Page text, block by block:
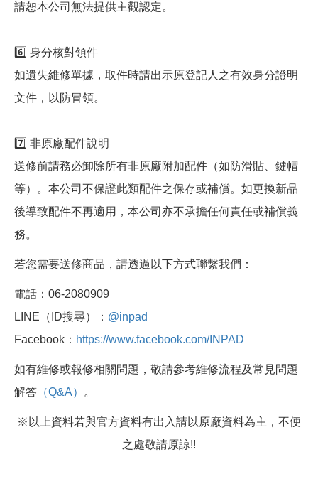
請恕本公司無法提供主觀認定。
6️⃣ 身分核對領件
如遺失維修單據，取件時請出示原登記人之有效身分證明
文件，以防冒領。
7️⃣ 非原廠配件說明
送修前請務必卸除所有非原廠附加配件（如防滑貼、鍵帽
等）。本公司不保證此類配件之保存或補償。如更換新品
後導致配件不再適用，本公司亦不承擔任何責任或補償義
務。
若您需要送修商品，請透過以下方式聯繫我們：
電話：06-2080909
LINE（ID搜尋）： @inpad
Facebook： https://www.facebook.com/INPAD
如有維修或報修相關問題，敬請參考維修流程及常見問題
解答 （Q&A） 。
※以上資料若與官方資料有出入請以原廠資料為主，不便
之處敬請原諒!!